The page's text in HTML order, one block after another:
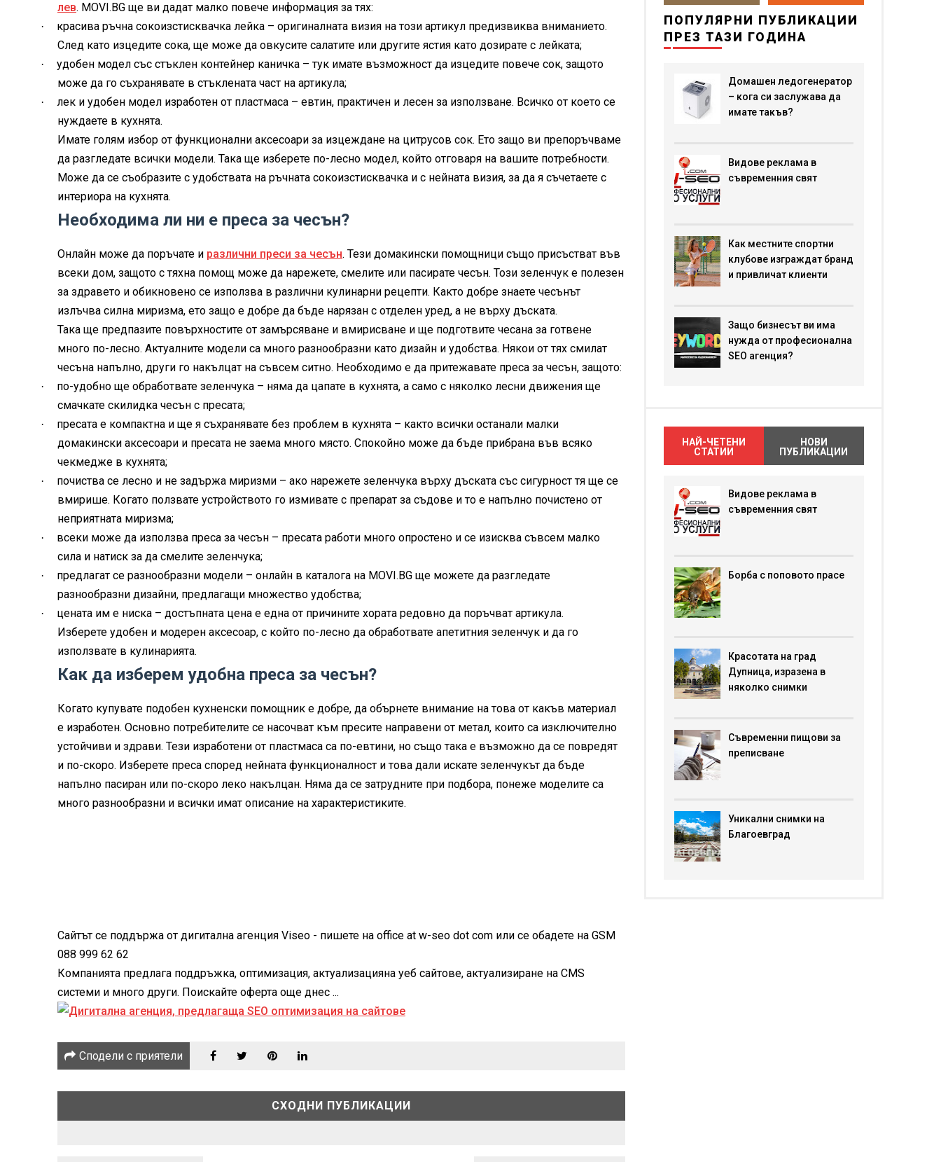
лев. MOVI.BG ще ви дадат малко повече информация за тях:
·
красива ръчна сокоизстисквачка лейка – оригиналната визия на този артикул предизвиква вниманието.
След като изцедите сока, ще може да овкусите салатите или другите ястия като дозирате с лейката;
·
удобен модел със стъклен контейнер каничка – тук имате възможност да изцедите повече сок, защото
може да го съхранявате в стъклената част на артикула;
·
лек и удобен модел изработен от пластмаса – евтин, практичен и лесен за използване. Всичко от което се
нуждаете в кухнята.
Имате голям избор от функционални аксесоари за изцеждане на цитрусов сок. Ето защо ви препоръчваме
да разгледате всички модели. Така ще изберете по-лесно модел, който отговаря на вашите потребности.
Може да се съобразите с удобствата на ръчната сокоизстисквачка и с нейната визия, за да я съчетаете с
интериора на кухнята.
Необходима ли ни е преса за чесън?
Онлайн може да поръчате и различни преси за чесън. Тези домакински помощници също присъстват във
всеки дом, защото с тяхна помощ може да нарежете, смелите или пасирате чесън. Този зеленчук е полезен
за здравето и обикновено се използва в различни кулинарни рецепти. Както добре знаете чесънът
излъчва силна миризма, ето защо е добре да бъде нарязан с отделен уред, а не върху дъската.
Така ще предпазите повърхностите от замърсяване и вмирисване и ще подготвите чесана за готвене
много по-лесно. Актуалните модели са много разнообразни като дизайн и удобства. Някои от тях смилат
чесъна напълно, други го накълцат на съвсем ситно. Необходимо е да притежавате преса за чесън, защото:
·
по-удобно ще обработвате зеленчука – няма да цапате в кухнята, а само с няколко лесни движения ще
смачкате скилидка чесън с пресата;
·
пресата е компактна и ще я съхранявате без проблем в кухнята – както всички останали малки
домакински аксесоари и пресата не заема много място. Спокойно може да бъде прибрана във всяко
чекмедже в кухнята;
·
почиства се лесно и не задържа миризми – ако нарежете зеленчука върху дъската със сигурност тя ще се
вмирише. Когато ползвате устройството го измивате с препарат за съдове и то е напълно почистено от
неприятната миризма;
·
всеки може да използва преса за чесън – пресата работи много опростено и се изисква съвсем малко
сила и натиск за да смелите зеленчука;
·
предлагат се разнообразни модели – онлайн в каталога на MOVI.BG ще можете да разгледате
разнообразни дизайни, предлагащи множество удобства;
·
цената им е ниска – достъпната цена е една от причините хората редовно да поръчват артикула.
Изберете удобен и модерен аксесоар, с който по-лесно да обработвате апетитния зеленчук и да го
използвате в кулинарията.
Как да изберем удобна преса за чесън?
Когато купувате подобен кухненски помощник е добре, да обърнете внимание на това от какъв материал
е изработен. Основно потребителите се насочват към пресите направени от метал, които са изключително
устойчиви и здрави. Тези изработени от пластмаса са по-евтини, но също така е възможно да се повредят
и по-скоро. Изберете преса според нейната функционалност и това дали искате зеленчукът да бъде
напълно пасиран или по-скоро леко накълцан. Няма да се затрудните при подбора, понеже моделите са
много разнообразни и всички имат описание на характеристиките.
Сайтът се поддържа от дигитална агенция Viseo - пишете на office at w-seo dot com или се обадете на GSM
088 999 62 62
Компанията предлага поддръжка, оптимизация, актуализацияна уеб сайтове, актуализиране на CMS
системи и много други. Поискайте оферта още днес ...
Сподели с приятели
СХОДНИ ПУБЛИКАЦИИ
ПОПУЛЯРНИ ПУБЛИКАЦИИ
ПРЕЗ ТАЗИ ГОДИНА
Домашен ледогенератор
– кога си заслужава да
имате такъв?
Видове реклама в
съвременния свят
Как местните спортни
клубове изграждат бранд
и привличат клиенти
Защо бизнесът ви има
нужда от професионална
SEO агенция?
НАЙ-ЧЕТЕНИ
СТАТИИ
НОВИ
ПУБЛИКАЦИИ
Видове реклама в
съвременния свят
Борба с поповото прасе
Красотата на град
Дупница, изразена в
няколко снимки
Съвременни пищови за
преписване
Уникални снимки на
Благоевград